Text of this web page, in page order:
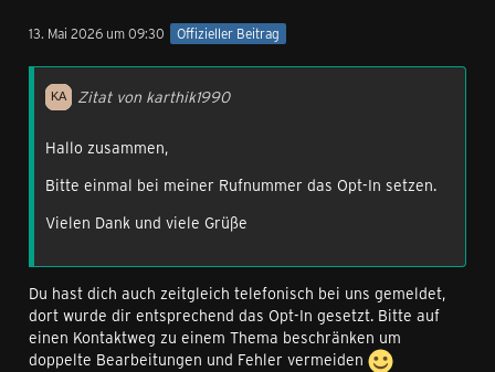
13. Mai 2026 um 09:30 Offizieller Beitrag
Zitat von karthik1990
Hallo zusammen,
Bitte einmal bei meiner Rufnummer das Opt-In setzen.
Vielen Dank und viele Grüße
Du hast dich auch zeitgleich telefonisch bei uns gemeldet,
dort wurde dir entsprechend das Opt-In gesetzt. Bitte auf
einen Kontaktweg zu einem Thema beschränken um
doppelte Bearbeitungen und Fehler vermeiden